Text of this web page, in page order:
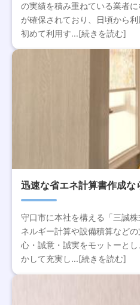
の実績を積み重ねている業者
が確保されており、日頃から利
初めて利用す...[続きを読む]
迅速な省エネ計算書作成
守口市に本社を構える「三誠
ネルギー計算や設備積算など
心・誠意・誠実をモットーと
かして充実し...[続きを読む]